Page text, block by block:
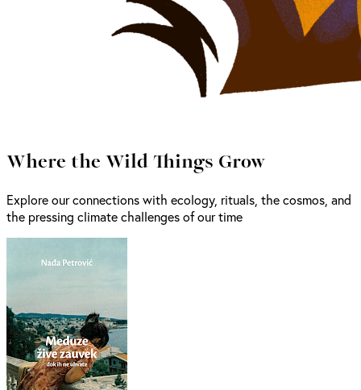
Where the Wild Things Grow
Explore our connections with ecology, rituals, the cosmos, and
the pressing climate challenges of our time